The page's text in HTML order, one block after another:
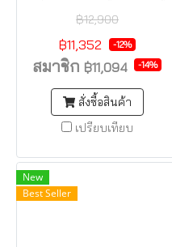
4ด้าน อุปกรณ์ครบ!
฿12,900
฿11,352 -12%
สมาชิก ฿11,094 -14%
สั่งซื้อสินค้า
เปรียบเทียบ
New
Best Seller